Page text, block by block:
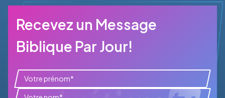
Recevez un Message
Biblique Par Jour!